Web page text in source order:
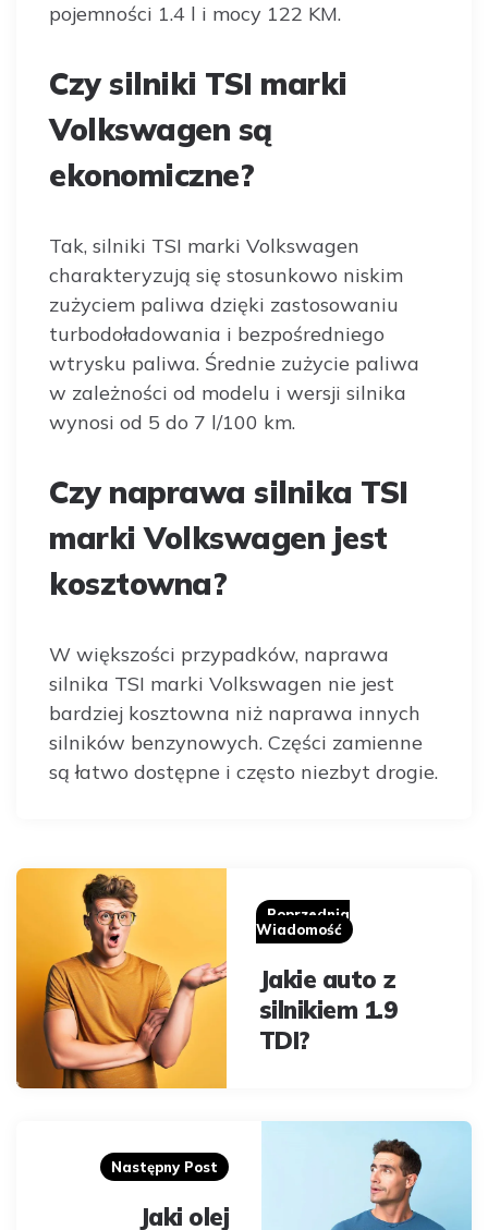
pojemności 1.4 l i mocy 122 KM.
Czy silniki TSI marki
Volkswagen są
ekonomiczne?
Tak, silniki TSI marki Volkswagen
charakteryzują się stosunkowo niskim
zużyciem paliwa dzięki zastosowaniu
turbodoładowania i bezpośredniego
wtrysku paliwa. Średnie zużycie paliwa
w zależności od modelu i wersji silnika
wynosi od 5 do 7 l/100 km.
Czy naprawa silnika TSI
marki Volkswagen jest
kosztowna?
W większości przypadków, naprawa
silnika TSI marki Volkswagen nie jest
bardziej kosztowna niż naprawa innych
silników benzynowych. Części zamienne
są łatwo dostępne i często niezbyt drogie.
Post
navigation
Poprzednia
Wiadomość
Jakie auto z
silnikiem 1.9
TDI?
Następny Post
Jaki olej